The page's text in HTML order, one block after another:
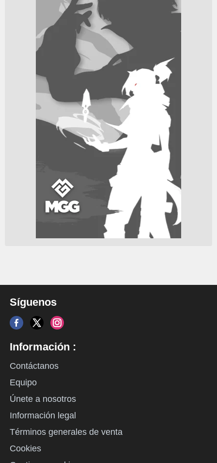
Síguenos
Información :
Contáctanos
Equipo
Únete a nosotros
Información legal
Términos generales de venta
Cookies